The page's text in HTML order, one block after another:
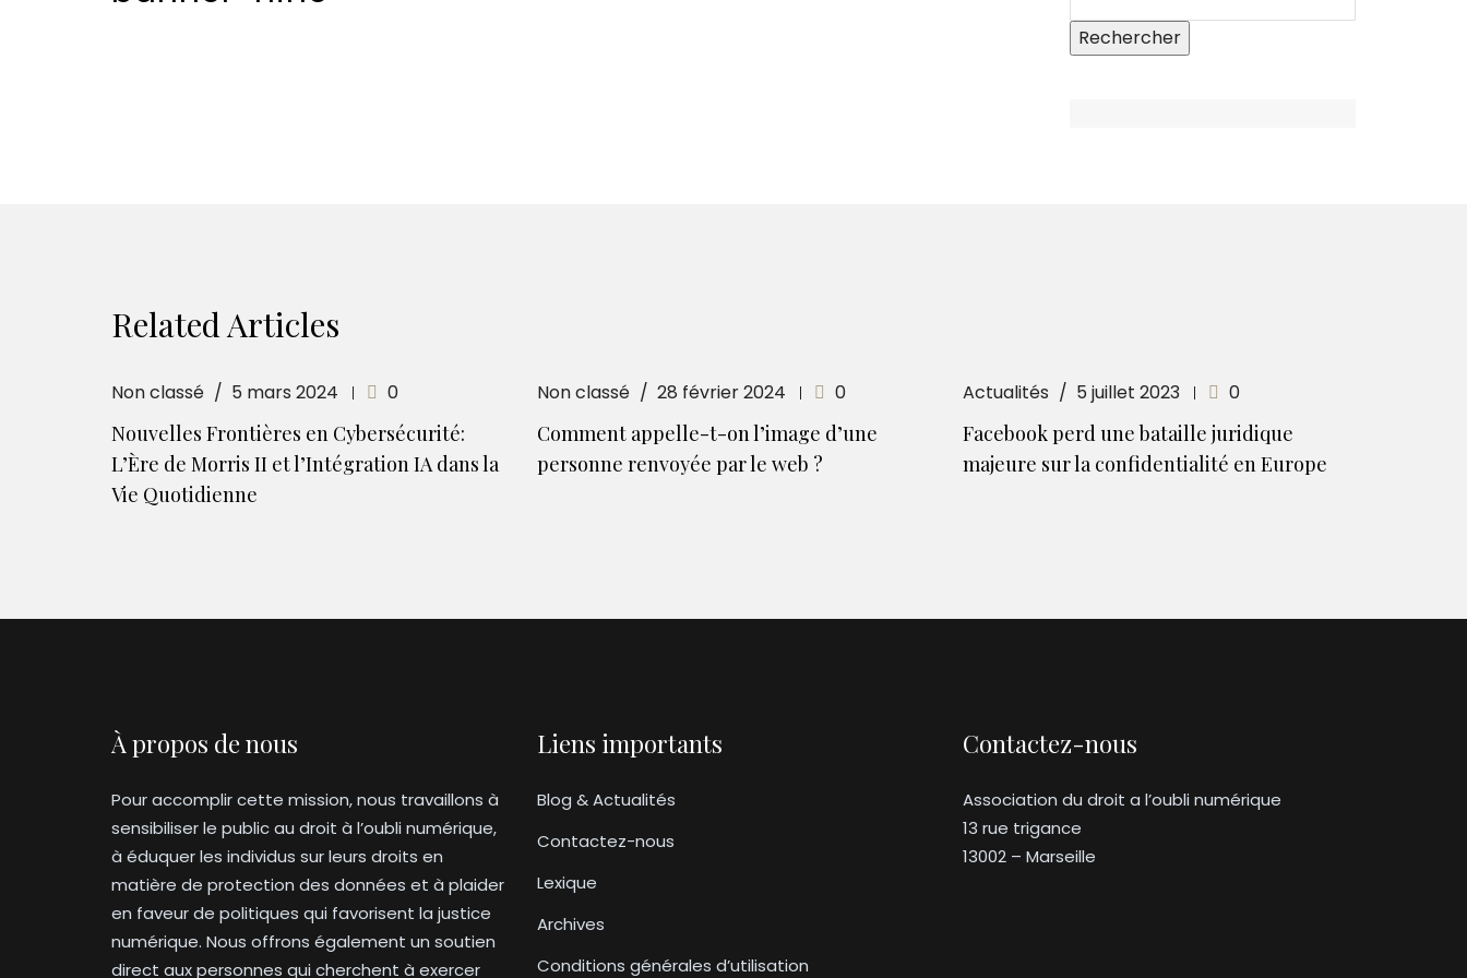
Related Articles
Non classé 5 mars 2024 0
Nouvelles Frontières en Cybersécurité:
L’Ère de Morris II et l’Intégration IA dans la
Vie Quotidienne
Non classé 28 février 2024 0
Comment appelle-t-on l’image d’une
personne renvoyée par le web ?
Actualités 5 juillet 2023 0
Facebook perd une bataille juridique
majeure sur la confidentialité en Europe
À propos de nous
Pour accomplir cette mission, nous travaillons à
sensibiliser le public au droit à l’oubli numérique,
à éduquer les individus sur leurs droits en
matière de protection des données et à plaider
en faveur de politiques qui favorisent la justice
numérique. Nous offrons également un soutien
direct aux personnes qui cherchent à exercer
Liens importants
Blog & Actualités
Contactez-nous
Lexique
Archives
Conditions générales d’utilisation
Contactez-nous
Association du droit a l’oubli numérique
13 rue trigance
13002 – Marseille